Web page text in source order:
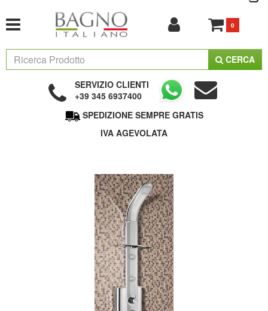
0
CERCA
SERVIZIO CLIENTI
+39 345 6937400
SPEDIZIONE SEMPRE GRATIS
IVA AGEVOLATA